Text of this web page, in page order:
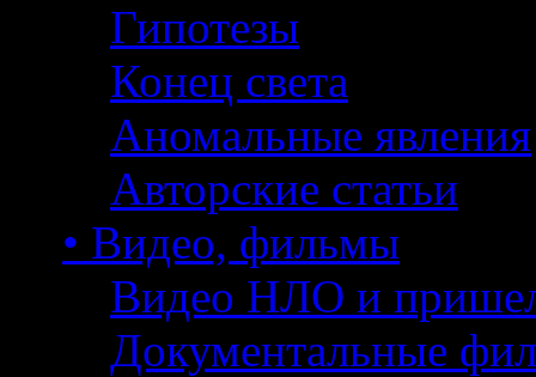
Гипотезы
Конец света
Аномальные явления
Авторские статьи
• Видео, фильмы
Видео НЛО и
Документальные